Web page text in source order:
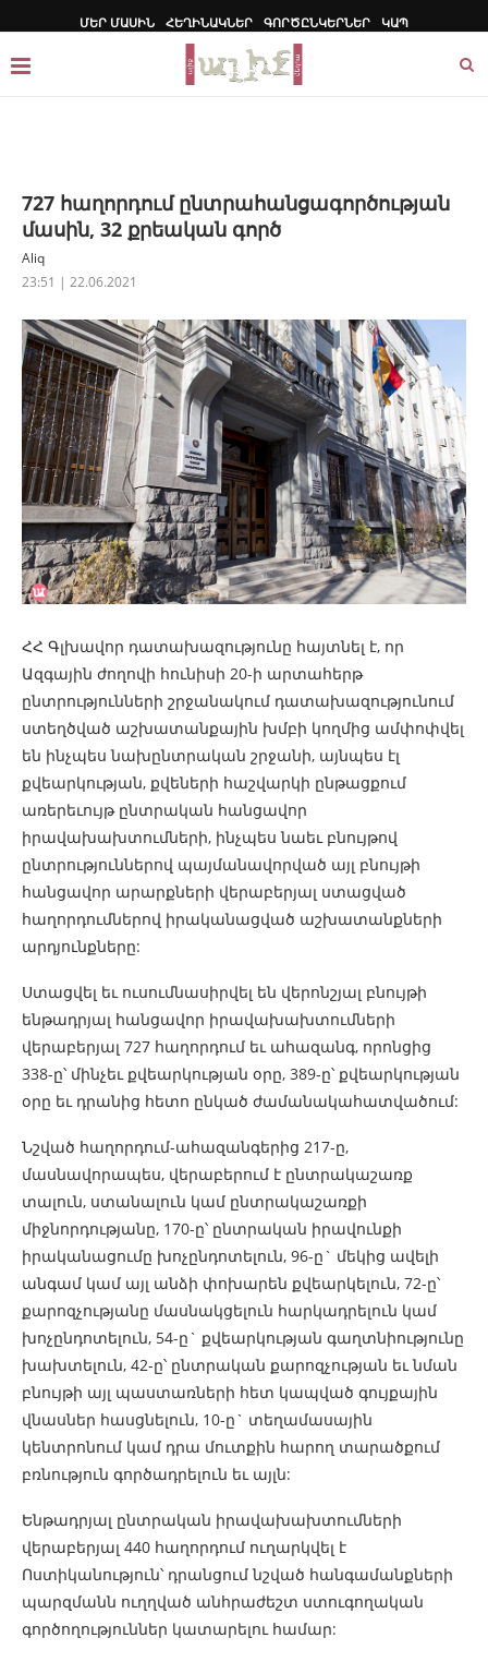
ՄԵՐ ՄԱՍԻՆ ՀԵՂԻՆԱԿՆԵՐ ԳՈՐԾԸՆԿԵՐՆԵՐ ԿԱՊ
727 հաղորդում ընտրահանցագործության
մասին, 32 քրեական գործ
Aliq
23:51 | 22.06.2021
ՀՀ Գլխավոր դատախազությունը հայտնել է, որ
Ազգային ժողովի հունիսի 20-ի արտահերթ
ընտրությունների շրջանակում դատախազությունում
ստեղծված աշխատանքային խմբի կողմից ամփոփվել
են ինչպես նախընտրական շրջանի, այնպես էլ
քվեարկության, քվեների հաշվարկի ընթացքում
առերեւույթ ընտրական հանցավոր
իրավախախտումների, ինչպես նաեւ բնույթով
ընտրություններով պայմանավորված այլ բնույթի
հանցավոր արարքների վերաբերյալ ստացված
հաղորդումներով իրականացված աշխատանքների
արդյունքները:
Ստացվել եւ ուսումնասիրվել են վերոնշյալ բնույթի
ենթադրյալ հանցավոր իրավախախտումների
վերաբերյալ 727 հաղորդում եւ ահազանգ, որոնցից
338-ը՝ մինչեւ քվեարկության օրը, 389-ը՝ քվեարկության
օրը եւ դրանից հետո ընկած ժամանակահատվածում:
Նշված հաղորդում-ահազանգերից 217-ը,
մասնավորապես, վերաբերում է ընտրակաշառք
տալուն, ստանալուն կամ ընտրակաշառքի
միջնորդությանը, 170-ը՝ ընտրական իրավունքի
իրականացումը խոչընդոտելուն, 96-ը` մեկից ավելի
անգամ կամ այլ անձի փոխարեն քվեարկելուն, 72-ը՝
քարոզչությանը մասնակցելուն հարկադրելուն կամ
խոչընդոտելուն, 54-ը` քվեարկության գաղտնիությունը
խախտելուն, 42-ը՝ ընտրական քարոզչության եւ նման
բնույթի այլ պաստառների հետ կապված գույքային
վնասներ հասցնելուն, 10-ը` տեղամասային
կենտրոնում կամ դրա մուտքին հարող տարածքում
բռնություն գործադրելուն եւ այլն:
Ենթադրյալ ընտրական իրավախախտումների
վերաբերյալ 440 հաղորդում ուղարկվել է
Ոստիկանություն՝ դրանցում նշված հանգամանքների
պարզմանն ուղղված անհրաժեշտ ստուգողական
գործողություններ կատարելու համար: